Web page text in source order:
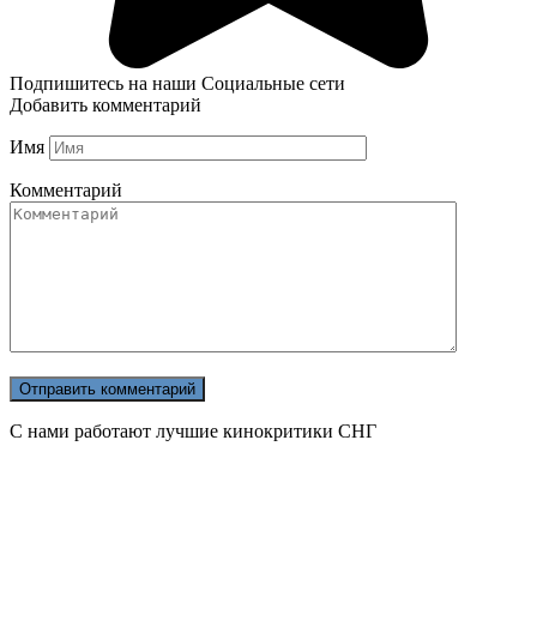
Подпишитесь на наши Социальные сети
Добавить комментарий
Имя
Комментарий
С нами работают лучшие кинокритики СНГ